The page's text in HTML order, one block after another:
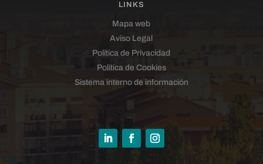
LINKS
Mapa web
Aviso Legal
Política de Privacidad
Política de Cookies
Sistema interno de información